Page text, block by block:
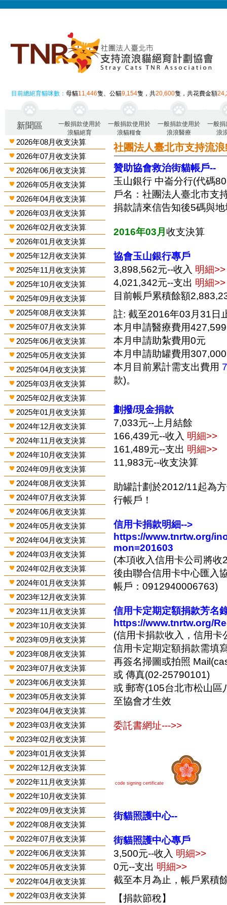
目前總絕育貓咪數：母貓11,446隻、公貓9,154隻，共20,600隻，共花費金額
新聞區
一般捐款使用於
浪貓絕育
一般捐款使用於
浪貓糧食
一般捐款使用於
浪浪醫療
一般捐
浪
2026年08月收支決算
2026年07月收支決算
2026年06月收支決算
2026年05月收支決算
2026年04月收支決算
2026年03月收支決算
2026年02月收支決算
2026年01月收支決算
2025年12月收支決算
2025年11月收支決算
2025年10月收支決算
2025年09月收支決算
2025年08月收支決算
2025年07月收支決算
2025年06月收支決算
2025年05月收支決算
2025年04月收支決算
2025年03月收支決算
2025年02月收支決算
2025年01月收支決算
2024年12月收支決算
2024年11月收支決算
2024年10月收支決算
2024年09月收支決算
2024年08月收支決算
2024年07月收支決算
2024年06月收支決算
2024年05月收支決算
2024年04月收支決算
2024年03月收支決算
2024年02月收支決算
2024年01月收支決算
2023年12月收支決算
2023年11月收支決算
2023年10月收支決算
2023年09月收支決算
2023年08月收支決算
2023年07月收支決算
2023年06月收支決算
2023年05月收支決算
2023年04月收支決算
2023年03月收支決算
2023年02月收支決算
2023年01月收支決算
2022年12月收支決算
2022年11月收支決算
2022年10月收支決算
2022年09月收支決算
2022年08月收支決算
2022年07月收支決算
2022年06月收支決算
2022年05月收支決算
2022年04月收支決算
2022年03月收支決算
社團法人臺北市支持流
贊助協會救治街貓帳戶--
玉山銀行 中崙分行(代碼
戶名：社團法人臺北市支
捐款請來信告知後5碼與
2016年03月收支決算
協會玉山銀行專戶
3,898,562元--收入 明細>>
4,021,342元--支出 明細>>
目前帳戶累積餘額
註: 截至2016年03月31日
本月申請醫療費用
本月申請助紮費用0元
本月申請助罐費用
本月目前累計需支出費用
款)。
劃撥/現金捐款
7,033元--上月結餘
166,439元--收入 明細>>
161,489元--支出 明細>>
11,983元--收支決算
助罐計劃於2012/11起為
行帳戶！
信用卡捐款明細-->
https://www.tnrtw.org/
mon=201603
(本項收入信用卡公司將
後由聯合信用卡中心匯入
帳戶：0912940006763)
信用卡定期定額捐款芳名
https://www.tnrtw.org/
(信用卡捐款收入，信用
信用卡定期定額捐款需填
再簽名掃圖或拍照
或 傳真(02-25790101)
或 郵寄(105台北市松山
至協會才生效
委託書網址--->>
code signing certificate
街貓照護中心--
街貓照護中心專戶
3,500元--收入 明細>>
0元--支出 明細>>
截至本月為止，帳戶累積
【捐款節稅】